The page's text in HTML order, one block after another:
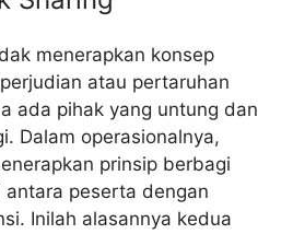
menerapkan konsep
atau pertaruhan
ada pihak yang untung dan
Dalam operasionalnya,
prinsip berbagi
antara peserta dengan
Inilah alasannya kedua